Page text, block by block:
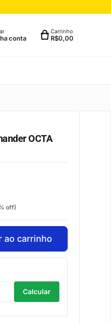
conta
Carrinho
R$0,00
OCTA
off)
ao carrinho
Calcular